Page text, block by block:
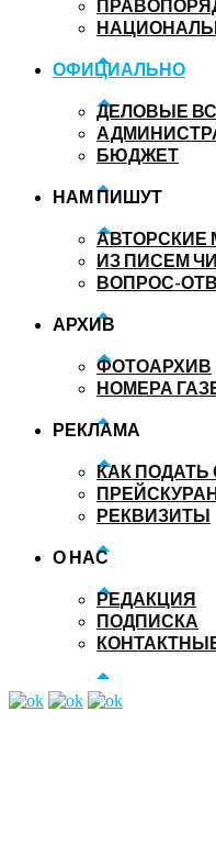
ОФИЦИАЛЬНО
ДЕЛОВЫЕ
БЮДЖЕТ
НАМ ПИШУТ
АВТОРСКИЕ
ИЗ ПИСЕМ
ВОПРОС-
АРХИВ
ФОТОАРХИВ
НОМЕРА
РЕКЛАМА
КАК
РЕКВИЗИТЫ
О НАС
РЕДАКЦИЯ
ПОДПИСКА